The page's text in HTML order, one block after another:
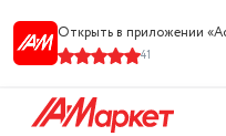
Открыть в приложении
41